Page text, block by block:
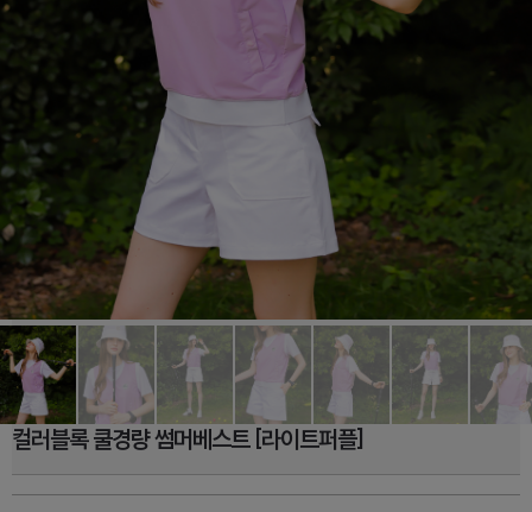
컬러블록 쿨경량 썸머베스트 [라이트퍼플]